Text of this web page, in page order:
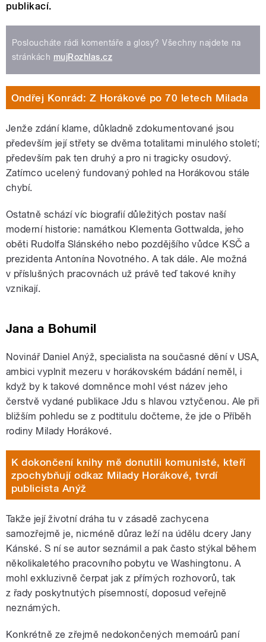
publikací.
Posloucháte rádi komentáře a glosy? Všechny najdete na
stránkách mujRozhlas.cz
Ondřej Konrád: Z Horákové po 70 letech Milada
Jenže zdání klame, důkladně zdokumentované jsou
především její střety se dvěma totalitami minulého století;
především pak ten druhý a pro ni tragicky osudový.
Zatímco ucelený fundovaný pohled na Horákovou stále
chybí.
Ostatně schází víc biografií důležitých postav naší
moderní historie: namátkou Klementa Gottwalda, jeho
oběti Rudolfa Slánského nebo pozdějšího vůdce KSČ a
prezidenta Antonína Novotného. A tak dále. Ale možná
v příslušných pracovnách už právě teď takové knihy
vznikají.
Jana a Bohumil
Novinář Daniel Anýž, specialista na současné dění v USA,
ambici vyplnit mezeru v horákovském bádání neměl, i
když by k takové domněnce mohl vést název jeho
čerstvě vydané publikace Jdu s hlavou vztyčenou. Ale při
bližším pohledu se z podtitulu dočteme, že jde o Příběh
rodiny Milady Horákové.
K dokončení knihy mě donutili komunisté, kteří
zpochybňují odkaz Milady Horákové, tvrdí
publicista Anýž
Takže její životní dráha tu v zásadě zachycena
samozřejmě je, nicméně důraz leží na údělu dcery Jany
Kánské. S ní se autor seznámil a pak často stýkal během
několikaletého pracovního pobytu ve Washingtonu. A
mohl exkluzivně čerpat jak z přímých rozhovorů, tak
z řady poskytnutých písemností, doposud veřejně
neznámých.
Konkrétně ze zřejmě nedokončených memoárů paní